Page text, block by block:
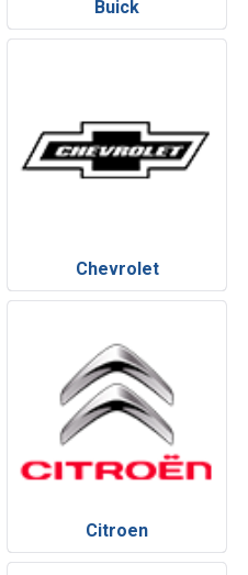
Buick
Chevrolet
Citroen